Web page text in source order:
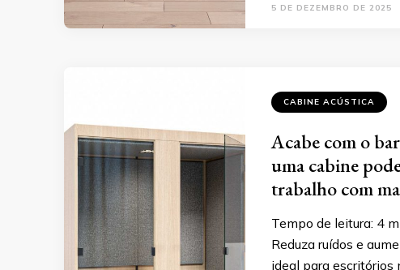
5 DE DEZEMBRO DE 2025
CABINE ACÚSTICA
Acabe com o
uma cabine
trabalho com
Tempo de leitura: 4
Reduza ruídos e
ideal para escritórios